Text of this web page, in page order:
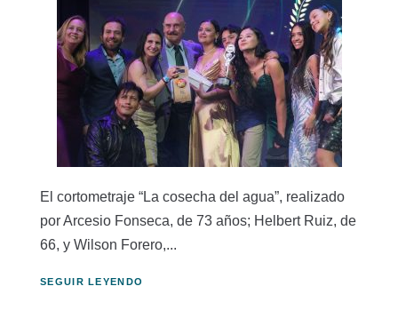
El cortometraje “La cosecha del agua”, realizado
por Arcesio Fonseca, de 73 años; Helbert Ruiz, de
66, y Wilson Forero,...
SEGUIR LEYENDO